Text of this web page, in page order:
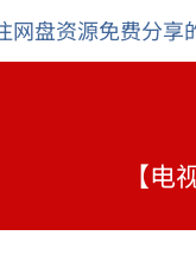
网盘资源免费分享
【